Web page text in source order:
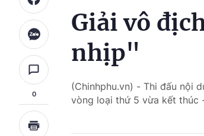
0
Giải vô
nhịp"
(Chinhphu.vn) - Thi đấu nội
vòng loại thứ 5 vừa kết thúc